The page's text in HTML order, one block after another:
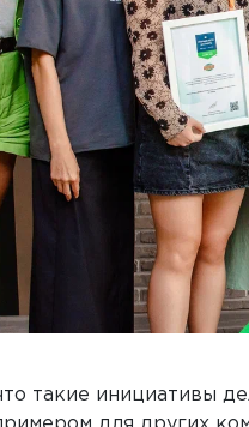
такие инициативы